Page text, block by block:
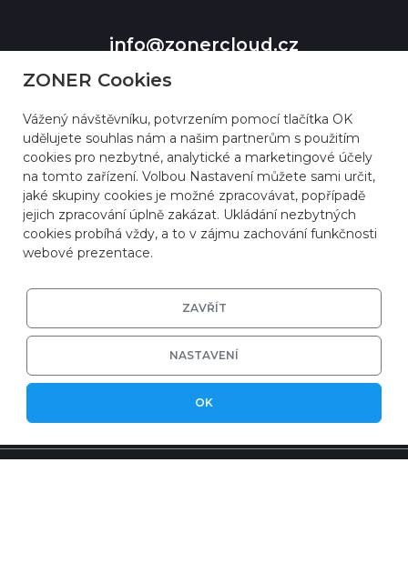
info@zonercloud.cz
+420 511 150 500
ZONER Cookies
Vážený návštěvníku, potvrzením pomocí tlačítka OK
udělujete souhlas nám a našim partnerům s použitím
cookies pro nezbytné, analytické a marketingové účely
na tomto zařízení. Volbou Nastavení můžete sami určit,
jaké skupiny cookies je možné zpracovávat, popřípadě
jejich zpracování úplně zakázat. Ukládání nezbytných
cookies probíhá vždy, a to v zájmu zachování funkčnosti
webové prezentace.
ZAVŘÍT
NASTAVENÍ
OK